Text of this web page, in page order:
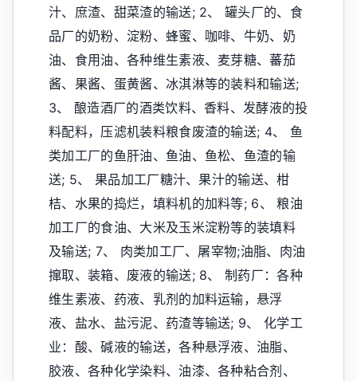
汁、庶渣、甜菜渣的输送; 2、 罐头厂的、食
品厂的奶粉、淀粉、蜂蜜、咖啡、牛奶、奶
油、食用油、各种维生素液、麦芽糖、蕃茄
酱、果酱、蛋黄酱、冰淇淋等的装料和输送;
3、 酿造酒厂的酒类饮料、香料、发酵液的投
料配料，压滤机装料粮食废渣的输送; 4、 鱼
类加工厂的鱼肝油、鱼油、鱼松、鱼渣的输
送; 5、 果品加工厂糖汁、果汁的输送、柑
桔、水果的捣烂，填料机的加料等; 6、 粮油
加工厂的食油、大米及玉米淀粉等的装填料
及输送; 7、 肉类加工厂、屠宰物;油脂、肉油
撺取、装箱、废液的输送; 8、 制药厂：各种
维生素液、药液、乳剂的加料运输，悬浮
液、盐水、盐污泥、药渣等输送; 9、 化学工
业：酸、碱液的输送，各种悬浮液、油脂、
胶液、各种化学染料、油漆、各种粘合剂、